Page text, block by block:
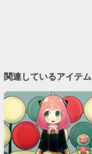
関連しているアイテム